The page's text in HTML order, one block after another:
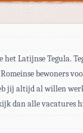
het Latijnse Tegula.
bewoners
jij altijd al willen
dan alle vacatures